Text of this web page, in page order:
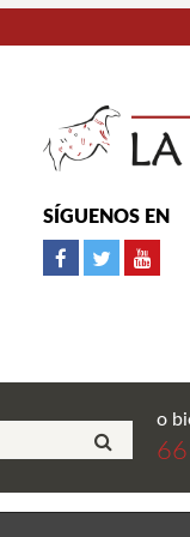
SÍGUENOS EN
o